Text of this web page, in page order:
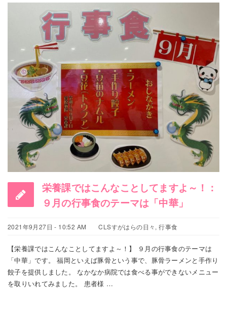
栄養課ではこんなことしてますよ～！：
９月の行事食のテーマは「中華」
2021年9月27日 - 10:52 AM CLSすがはらの日々,行事食
【栄養課ではこんなことしてますよ～！】 ９月の行事食のテーマは
「中華」です。 福岡といえば豚骨という事で、豚骨ラーメンと手作り
餃子を提供しました。 なかなか病院では食べる事ができないメニュー
を取りいれてみました。 患者様 …